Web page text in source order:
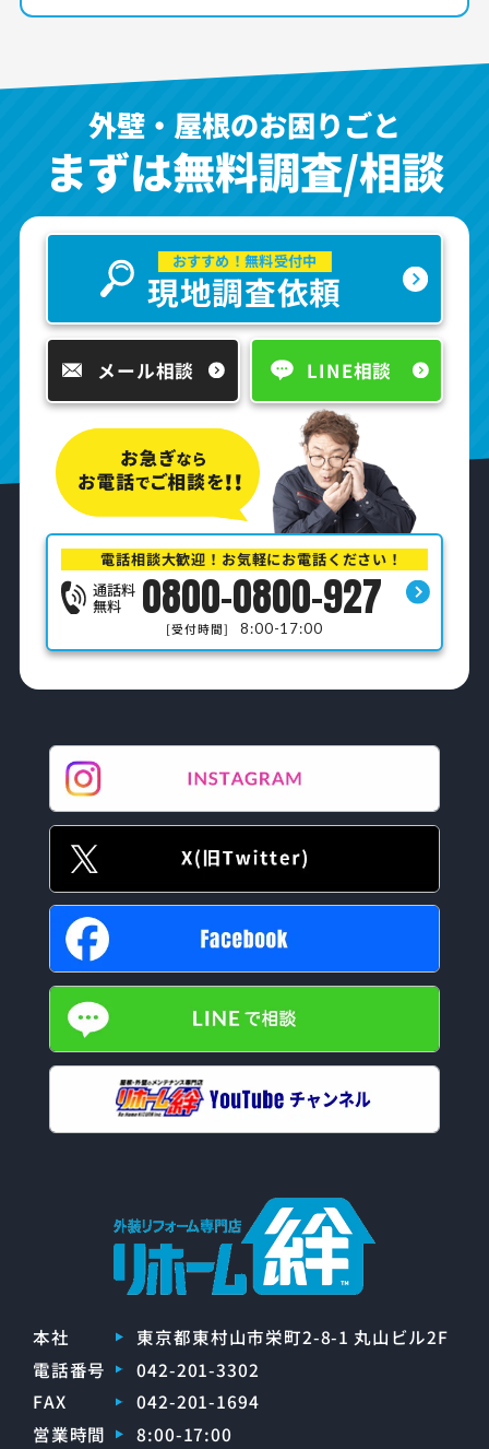
外壁・屋根のお困りごと
まずは無料調査/相談
おすすめ！無料受付中
現地調査依頼
メール相談 LINE相談
電話相談大歓迎！お気軽にお電話ください！
通話料
無料 0800-0800-927
[受付時間] 8:00-17:00
本社
東京都東村山市栄町2-8-1 丸山ビル2F
電話番号
042-201-3302
FAX
042-201-1694
営業時間
8:00-17:00